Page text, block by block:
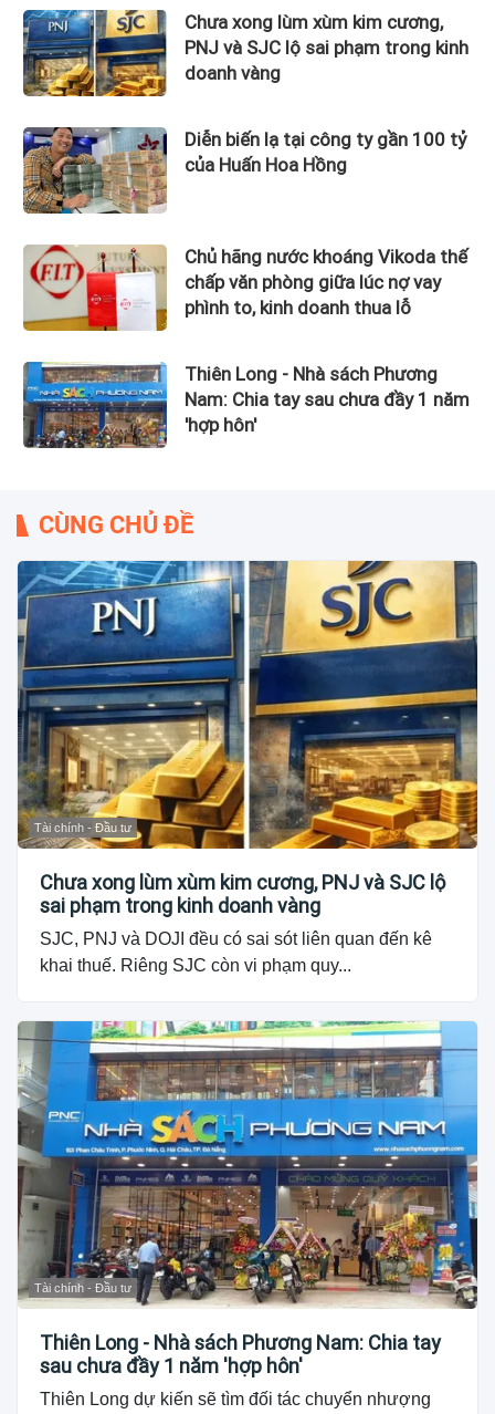
Chưa xong lùm xùm kim cương,
PNJ và SJC lộ sai phạm trong kinh
doanh vàng
Diễn biến lạ tại công ty gần 100 tỷ
của Huấn Hoa Hồng
Chủ hãng nước khoáng Vikoda thế
chấp văn phòng giữa lúc nợ vay
phình to, kinh doanh thua lỗ
Thiên Long - Nhà sách Phương
Nam: Chia tay sau chưa đầy 1 năm
'hợp hôn'
CÙNG CHỦ ĐỀ
Tài chính - Đầu tư
Chưa xong lùm xùm kim cương, PNJ và SJC lộ
sai phạm trong kinh doanh vàng
SJC, PNJ và DOJI đều có sai sót liên quan đến kê
khai thuế. Riêng SJC còn vi phạm quy...
Tài chính - Đầu tư
Thiên Long - Nhà sách Phương Nam: Chia tay
sau chưa đầy 1 năm 'hợp hôn'
Thiên Long dự kiến sẽ tìm đối tác chuyển nhượng